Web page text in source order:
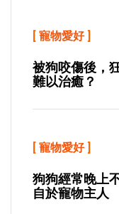
[ 寵物愛好]
被狗咬傷後，
難以治癒？
[ 寵物愛好]
狗狗經常晚上
自於寵物主人